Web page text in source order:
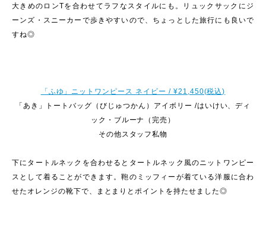
大きめのロンTを合わせてラフなスタイルにも。リュックサックにジ
ーンズ・スニーカーで歩きやすいので、ちょっとした旅行にも良いで
すね◎
「ふゆ」ニットワンピース ネイビー / ¥21,450(税込)
「あき」トートバッグ（びじゅつかん）アイボリー /はいけい、ディ
ック・ブルーナ（完売）
その他スタッフ私物
下にタートルネックを合わせるとタートルネック風のニットワンピー
スとして着ることができます。鞄のミッフィーが着ている洋服に合わ
せたオレンジの靴下で、まとまりとポイントを持たせました◎